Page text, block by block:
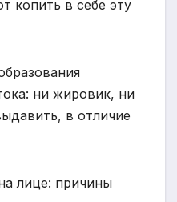
копить в себе эту
ни жировик, ни
в отличие